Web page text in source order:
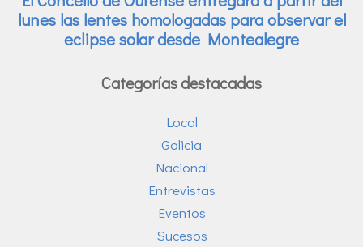
Categorías destacadas
Local
Galicia
Nacional
Entrevistas
Eventos
Sucesos